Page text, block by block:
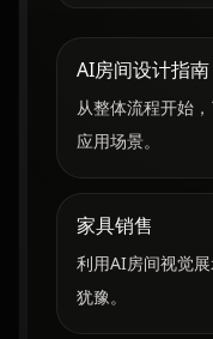
AI房间设计指南
从整体流程开始
应用场景。
家具销售
利用AI房间视觉
犹豫。